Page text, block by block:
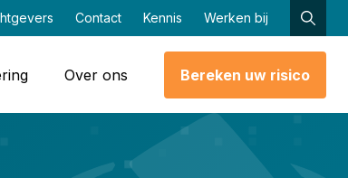
Contact Kennis Werken bij
Over ons Bereken uw risico